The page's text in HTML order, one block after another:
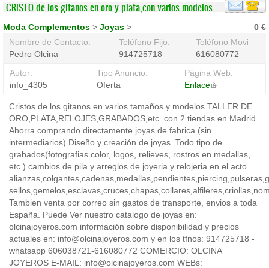
CRISTO de los gitanos en oro y plata,con varios modelos
0 €
Moda Complementos > Joyas >
Nombre de Contacto:
Pedro Olcina
Teléfono Fijo:
914725718
Teléfono Movil:
616080772
Autor:
info_4305
Tipo Anuncio:
Oferta
Página Web:
Enlace(link
external)
Cristos de los gitanos en varios tamaños y modelos TALLER DE
ORO,PLATA,RELOJES,GRABADOS,etc. con 2 tiendas en Madrid
Ahorra comprando directamente joyas de fabrica (sin
intermediarios) Diseño y creación de joyas. Todo tipo de
grabados(fotografias color, logos, relieves, rostros en medallas,
etc.) cambios de pila y arreglos de joyeria y relojeria en el acto.
Tambien venta por correo sin gastos de transporte, envios a toda
España. Puede Ver nuestro catalogo de joyas en:
olcinajoyeros.com información sobre disponibilidad y precios
actuales en: info@olcinajoyeros.com y en los tfnos: 914725718 -
whatsapp 606038721-616080772 COMERCIO: OLCINA
JOYEROS E-MAIL: info@olcinajoyeros.com WEBs: